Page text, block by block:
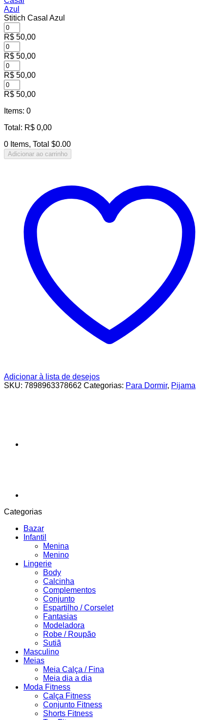
Stitich Casal Azul
R$ 50,00
R$ 50,00
R$ 50,00
R$ 50,00
Items: 0
Total : R$ 0,00
0 Items, Total $0.00
Adicionar ao carrinho
Adicionar à lista de desejos
SKU: 7898963378662 Categorias: Para Dormir, Pijama
Categorias
Bazar
Infantil
Menina
Menino
Lingerie
Body
Calcinha
Complementos
Conjunto
Espartilho / Corselet
Fantasias
Modeladora
Robe / Roupão
Sutiã
Masculino
Meias
Meia Calça / Fina
Meia dia a dia
Moda Fitness
Calça Fitness
Conjunto Fitness
Shorts Fitness